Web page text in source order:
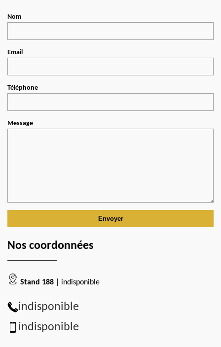
Nom
Email
Téléphone
Message
Nos coordonnées
Stand 188 | indisponible
indisponible
indisponible